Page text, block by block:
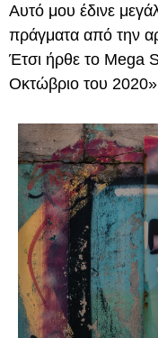
Αυτό μου έδινε
πράγματα από την
Έτσι ήρθε το Mega
Οκτώβριο του